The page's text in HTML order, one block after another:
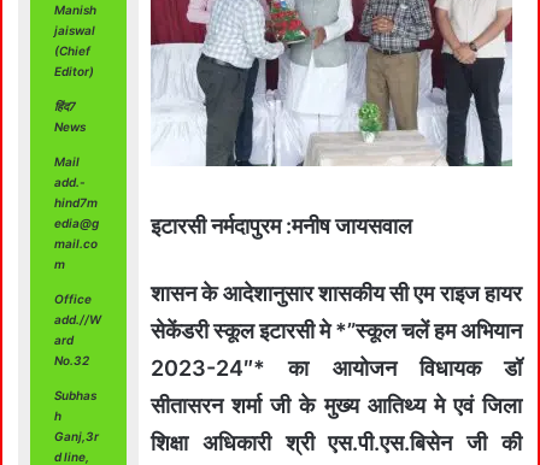
Manish
jaiswal
(Chief
Editor)
हिंद7
News
Mail
add.-
hind7m
edia@g
mail.co
m
Office
add.//W
ard
No.32
Subhas
h
Ganj,3r
d line,
इटारसी नर्मदापुरम :मनीष जायसवाल
शासन के आदेशानुसार शासकीय सी एम राइज हायर
सेकेंडरी स्कूल इटारसी मे *”स्कूल चलें हम अभियान
2023-24″* का आयोजन विधायक डॉ
सीतासरन शर्मा जी के मुख्य आतिथ्य मे एवं जिला
शिक्षा अधिकारी श्री एस.पी.एस.बिसेन जी की